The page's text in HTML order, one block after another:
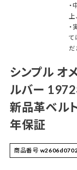
・
て
だ
シンプル オ
ルバー 1972
新品革ベル
年保証
商品番号